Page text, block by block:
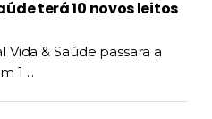
terá 10 novos leitos
Vida & Saúde passara a
1 ...